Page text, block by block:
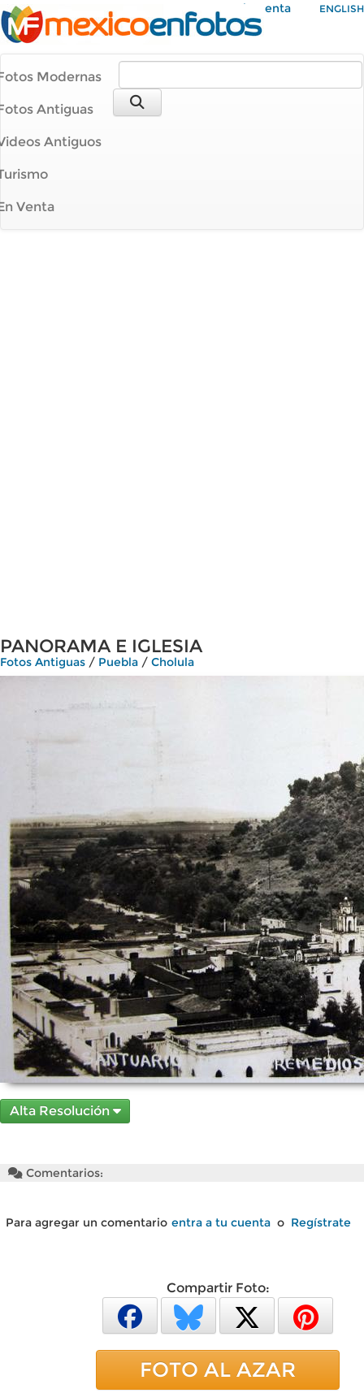
Mi Cuenta ENGLISH
Modernas
Antiguas
Antiguos
Venta
PANORAMA E IGLESIA
Fotos Antiguas / Puebla / Cholula
Alta Resolución
Comentarios:
Para agregar un comentario entra a tu cuenta o Regístrate
Compartir Foto:
FOTO AL AZAR